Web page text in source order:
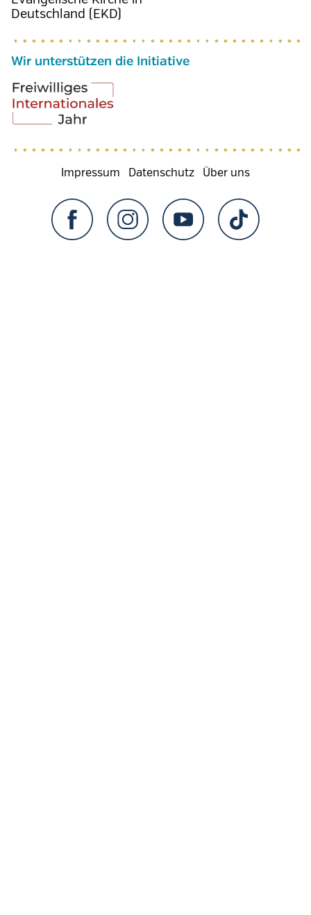
Deutschland (EKD)
Wir unterstützen die Initiative
Fußzeilenmenü
Impressum Datenschutz Über uns